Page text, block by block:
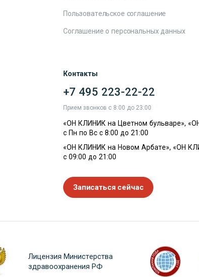
Пользовательское соглашение
Соглашение о персональных данных
Контакты
+7 495 223-22-22
Прием звонков с 8:00 до 23:00
«ОН КЛИНИК на Цветном бульваре»,
с Пн по Вс с 8:00 до 21:00
«ОН КЛИНИК на Новом Арбате», «ОН
с 09:00 до 21:00
Записаться сейчас
Лицензия Министерства
здравоохранения РФ